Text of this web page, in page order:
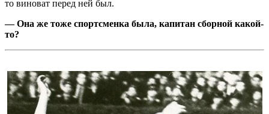
то виноват перед ней был.
— Она же тоже спортсменка была, капитан сборной какой-
то?